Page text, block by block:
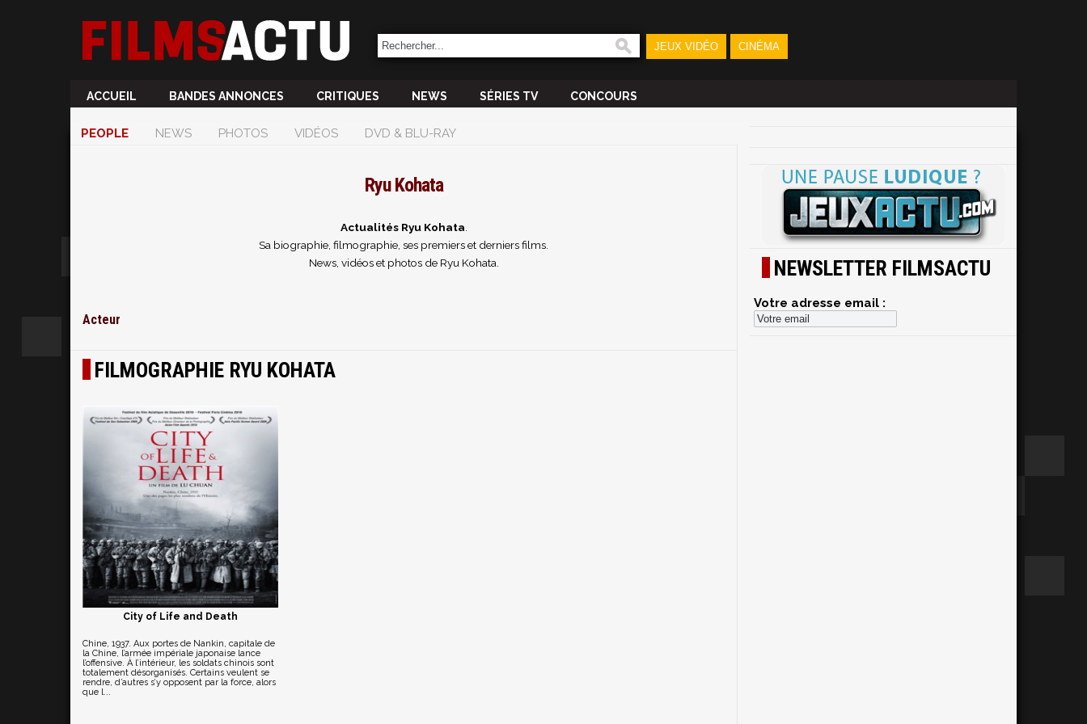
JEUX VIDÉO CINÉMA
ACCUEIL BANDES ANNONCES CRITIQUES NEWS SÉRIES TV CONCOURS
PEOPLE NEWS PHOTOS VIDÉOS DVD & BLU-RAY
Ryu Kohata
Actualités Ryu Kohata
Sa biographie, filmographie, ses premiers et derniers films.
News, vidéos et photos de Ryu Kohata.
Acteur
FILMOGRAPHIE RYU KOHATA
City of Life and Death
Chine, 1937. Aux portes de Nankin, capitale de
la Chine, l’armée impériale japonaise lance
l’offensive. À l’intérieur, les soldats chinois sont
totalement désorganisés. Certains veulent se
rendre, d’autres s’y opposent par la force, alors
que l...
NEWSLETTER FILMSACTU
Votre adresse email :